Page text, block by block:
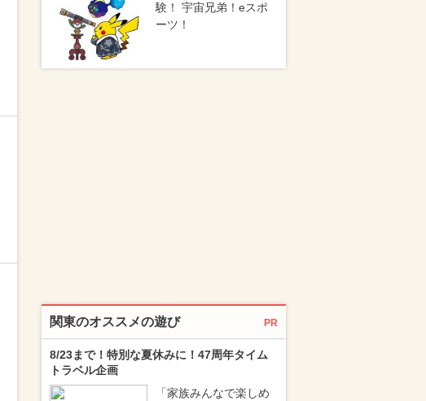
験！ 宇宙兄弟！eスポ
ーツ！
関東のオススメの遊び PR
8/23まで！特別な夏休みに！47周年タイム
トラベル企画
「家族みんなで楽しめ